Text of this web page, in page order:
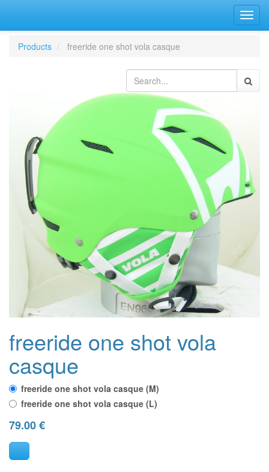
la
Products freeride one shot vola casque
freeride one shot vola
casque
freeride one shot vola casque (M)
freeride one shot vola casque (L)
79.00€